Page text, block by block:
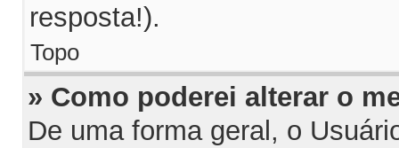
resposta!).
Topo
» Como poderei alterar o
De uma forma geral, o